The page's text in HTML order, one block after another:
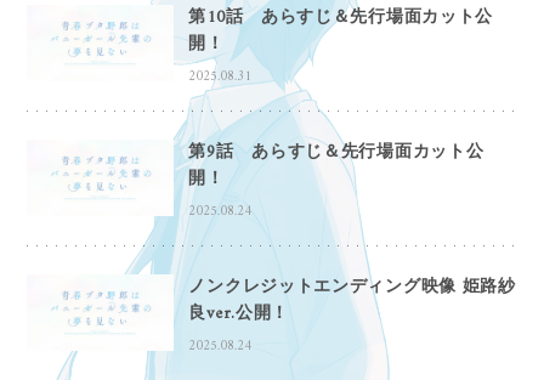
第10話 あらすじ＆先行場面カット公
開！
2025.08.31
第9話 あらすじ＆先行場面カット公
開！
2025.08.24
ノンクレジットエンディング映像 姫路紗
良ver.公開！
2025.08.24